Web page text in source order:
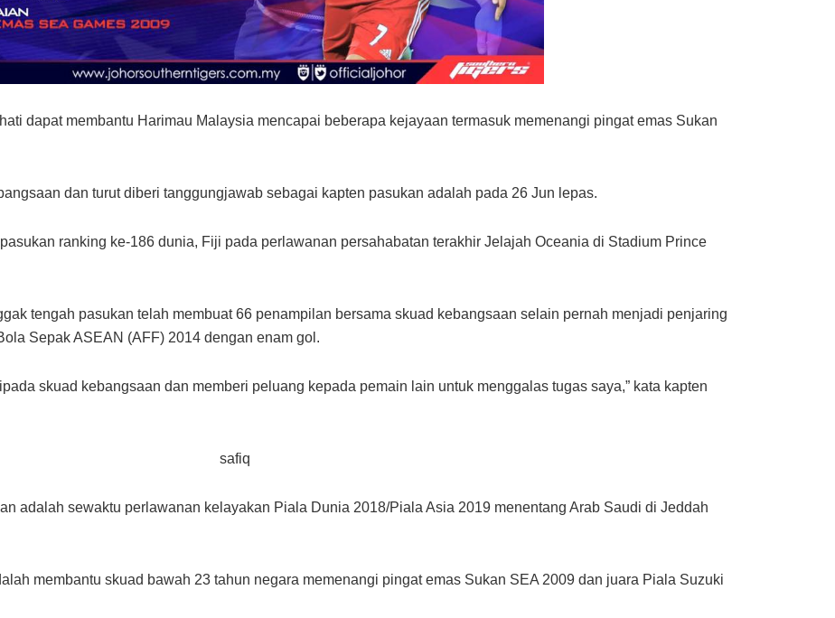
dapat membantu Harimau Malaysia mencapai beberapa kejayaan termasuk memenangi pingat emas Sukan
dan turut diberi tanggungjawab sebagai kapten pasukan adalah pada 26 Jun lepas.
ranking ke-186 dunia, Fiji pada perlawanan persahabatan terakhir Jelajah Oceania di Stadium Prince
tengah pasukan telah membuat 66 penampilan bersama skuad kebangsaan selain pernah menjadi penjaring
Sepak ASEAN (AFF) 2014 dengan enam gol.
skuad kebangsaan dan memberi peluang kepada pemain lain untuk menggalas tugas saya,” kata kapten
adalah sewaktu perlawanan kelayakan Piala Dunia 2018/Piala Asia 2019 menentang Arab Saudi di Jeddah
membantu skuad bawah 23 tahun negara memenangi pingat emas Sukan SEA 2009 dan juara Piala Suzuki